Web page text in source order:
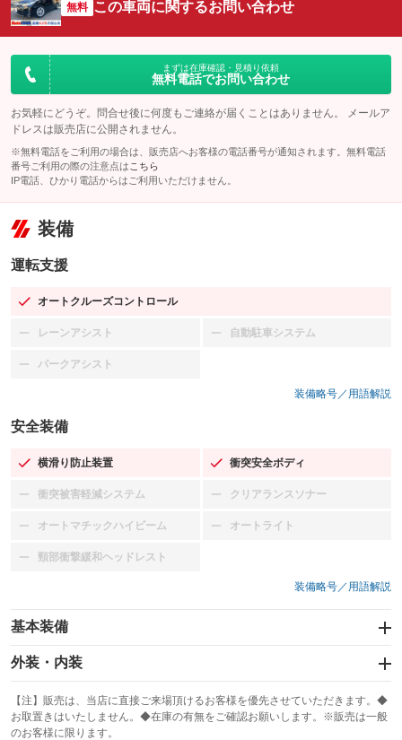
無料 この車両に関するお問い合わせ
まずは在庫確認・見積り依頼
無料電話でお問い合わせ
お気軽にどうぞ。問合せ後に何度もご連絡が届くことはありません。 メールア
ドレスは販売店に公開されません。
※無料電話をご利用の場合は、販売店へお客様の電話番号が通知されます。無料電話
番号ご利用の際の注意点は こちら
IP電話、ひかり電話からはご利用いただけません。
装備
運転支援
オートクルーズコントロール
：装備あり
レーンアシスト
：装備なし 自動駐車システム
：装備なし
パークアシスト
：装備なし
装備略号／用語解説
安全装備
横滑り防止装置
：装備あり 衝突安全ボディ
：装備あり
衝突被害軽減システム
：装備なし クリアランスソナー
：装備なし
オートマチックハイビーム
：装備なし オートライト
：装備なし
頸部衝撃緩和ヘッドレスト
：装備なし
装備略号／用語解説
基本装備
エアバッグ：運転席/助手席/サイド
：装備あり
：装備なし
サンルーフ
：装備なし ABS
外装・内装
カーナビ：HDDナビ
：装備あり
TV
：装備なし
【注】販売は、当店に直接ご来場頂けるお客様を優先させていただきます。◆
お取置きはいたしません。◆在庫の有無をご確認お願いします。※販売は一般
のお客様に限ります。